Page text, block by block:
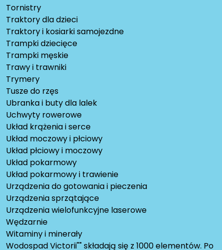
Tornistry
Traktory dla dzieci
Traktory i kosiarki samojezdne
Trampki dziecięce
Trampki męskie
Trawy i trawniki
Trymery
Tusze do rzęs
Ubranka i buty dla lalek
Uchwyty rowerowe
Układ krążenia i serce
Układ moczowy i płciowy
Układ płciowy i moczowy
Układ pokarmowy
Układ pokarmowy i trawienie
Urządzenia do gotowania i pieczenia
Urządzenia sprzątające
Urządzenia wielofunkcyjne laserowe
Wędzarnie
Witaminy i minerały
Wodospad Victorii"" składają się z 1000 elementów. Po